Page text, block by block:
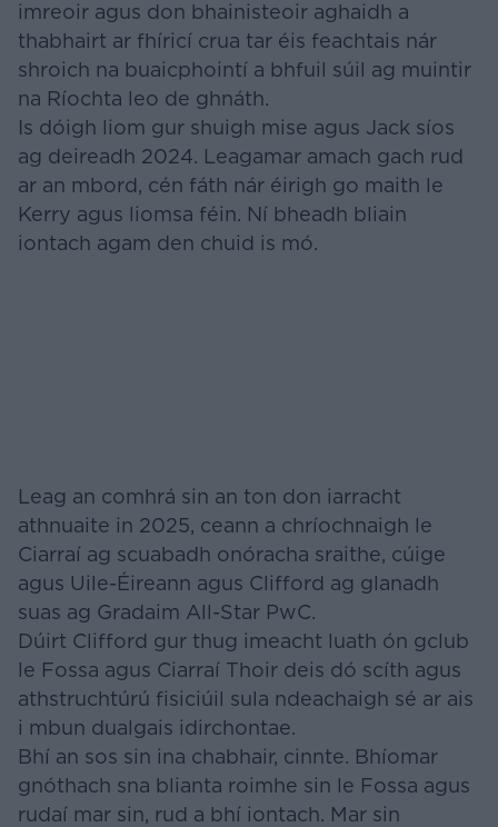
imreoir agus don bhainisteoir aghaidh a
thabhairt ar fhíricí crua tar éis feachtais nár
shroich na buaicphointí a bhfuil súil ag muintir
na Ríochta leo de ghnáth.
Is dóigh liom gur shuigh mise agus Jack síos
ag deireadh 2024. Leagamar amach gach rud
ar an mbord, cén fáth nár éirigh go maith le
Kerry agus liomsa féin. Ní bheadh bliain
iontach agam den chuid is mó.
Leag an comhrá sin an ton don iarracht
athnuaite in 2025, ceann a chríochnaigh le
Ciarraí ag scuabadh onóracha sraithe, cúige
agus Uile-Éireann agus Clifford ag glanadh
suas ag Gradaim All-Star PwC.
Dúirt Clifford gur thug imeacht luath ón gclub
le Fossa agus Ciarraí Thoir deis dó scíth agus
athstruchtúrú fisiciúil sula ndeachaigh sé ar ais
i mbun dualgais idirchontae.
Bhí an sos sin ina chabhair, cinnte. Bhíomar
gnóthach sna blianta roimhe sin le Fossa agus
rudaí mar sin, rud a bhí iontach. Mar sin